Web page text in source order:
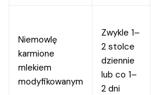
Niemowlę
karmione
mlekiem
modyfikowanym
Zwykle 1–
2 stolce
dziennie
lub co 1–
2 dni